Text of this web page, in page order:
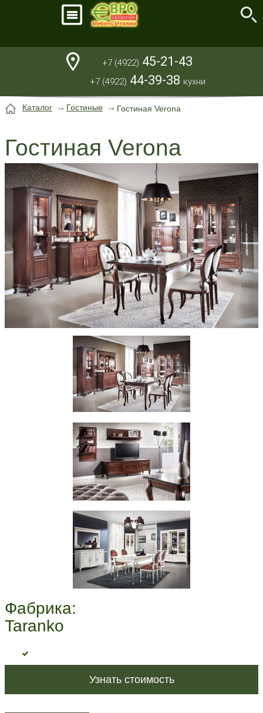
+7 (4922) 45-21-43
+7 (4922) 44-39-38 кухни
Каталог Гостиные Гостиная Verona
Гостиная Verona
Фабрика:
Taranko
Узнать стоимость